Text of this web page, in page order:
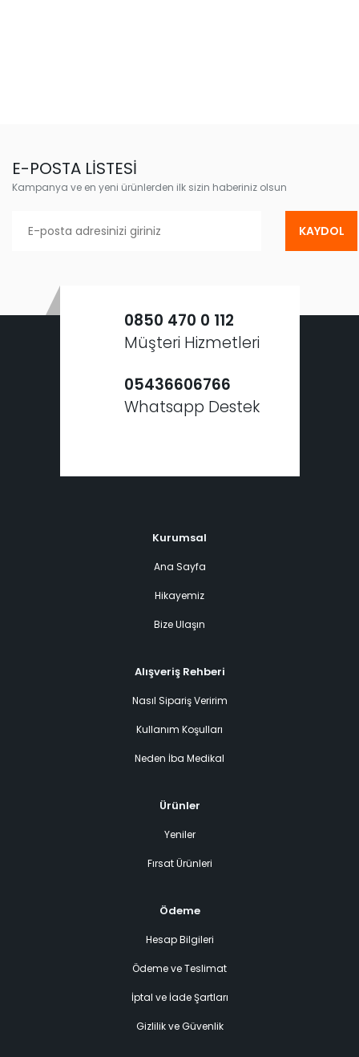
E-POSTA LİSTESİ
Kampanya ve en yeni ürünlerden ilk sizin haberiniz olsun
KAYDOL
0850 470 0 112
Müşteri Hizmetleri
05436606766
Whatsapp Destek
Kurumsal
Ana Sayfa
Hikayemiz
Bize Ulaşın
Alışveriş Rehberi
Nasıl Sipariş Veririm
Kullanım Koşulları
Neden İba Medikal
Ürünler
Yeniler
Fırsat Ürünleri
Ödeme
Hesap Bilgileri
Ödeme ve Teslimat
İptal ve İade Şartları
Gizlilik ve Güvenlik